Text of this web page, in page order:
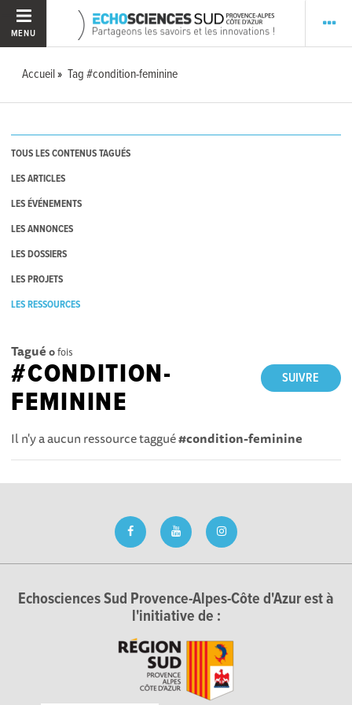
MENU
Accueil Tag #condition-feminine
TOUS LES CONTENUS TAGUÉS
LES ARTICLES
LES ÉVÉNEMENTS
LES ANNONCES
LES DOSSIERS
LES PROJETS
LES RESSOURCES
Tagué 0fois
SUIVRE
#CONDITION-
FEMININE
Il n'y a aucun ressource taggué#condition-feminine
Echosciences Sud Provence-Alpes-Côte d'Azur est à
l'initiative de :